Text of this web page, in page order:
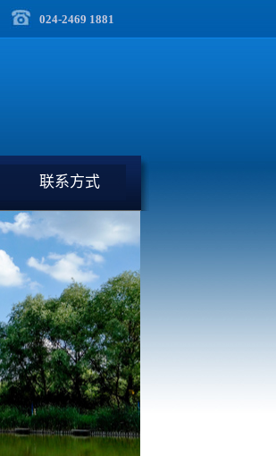
024-2469 1881
联系方式